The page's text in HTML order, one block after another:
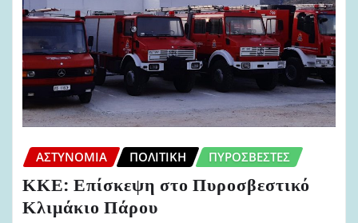
ΑΣΤΥΝΟΜΊΑ ΠΟΛΙΤΙΚΉ ΠΥΡΟΣΒΈΣΤΕΣ
ΚΚΕ: Επίσκεψη στο Πυροσβεστικό
Κλιμάκιο Πάρου